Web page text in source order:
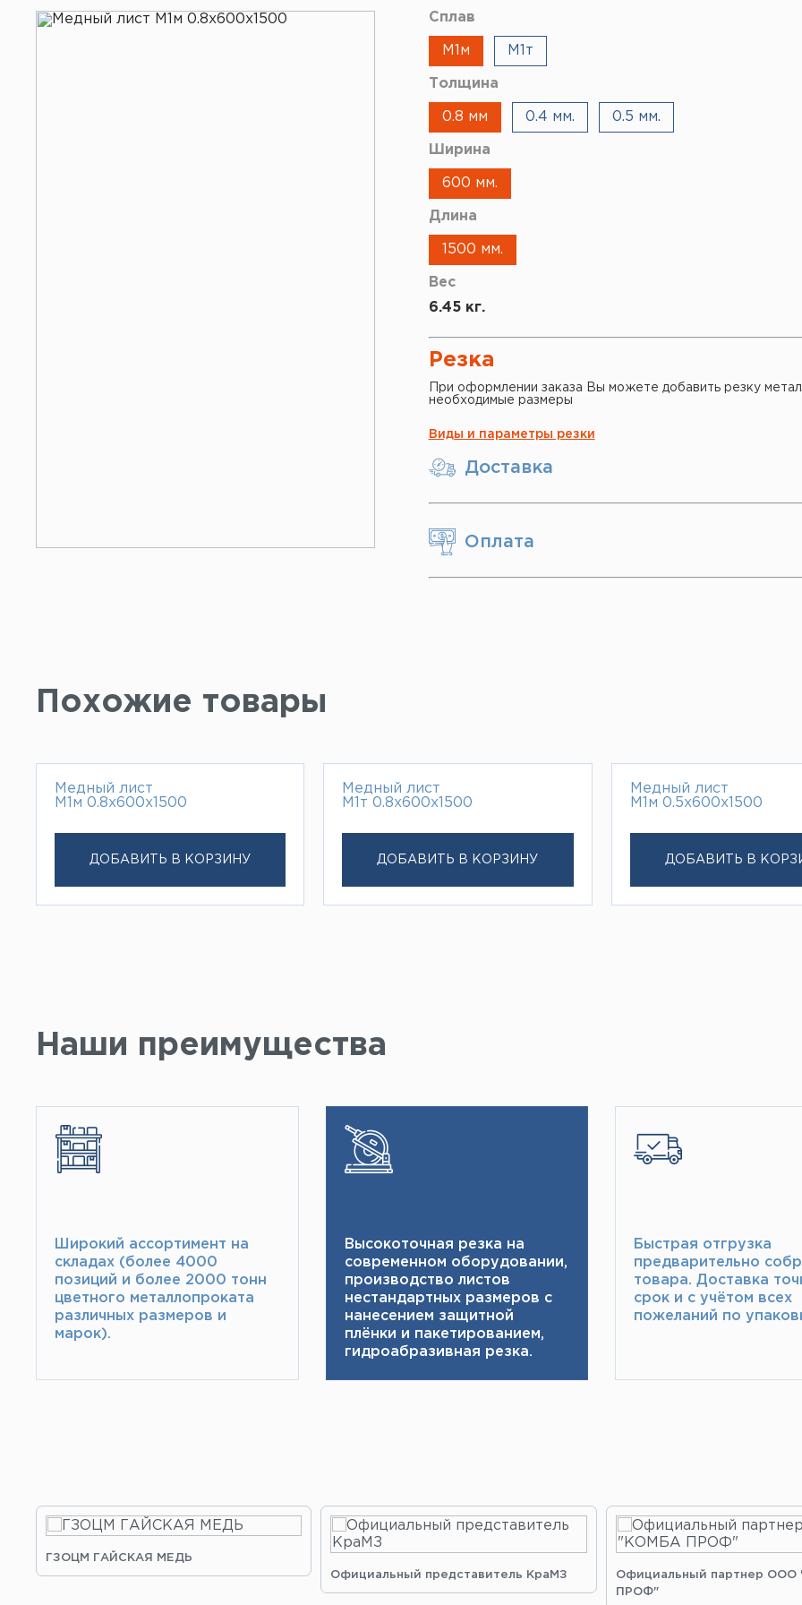
Все услуги Сплав
М1м М1т
Толщина
0.8 мм 0.4 мм. 0.5 мм.
Ширина
600 мм.
Длина
1500 мм.
Вес
6.45 кг.
Резка
При оформлении заказа Вы можете добавить резку
необходимые размеры
Виды и параметры резки
Доставка
Оплата
Похожие товары
Медный лист
М1м 0.8х600х1500
ДОБАВИТЬ В КОРЗИНУ
Медный лист
М1т 0.8х600х1500
ДОБАВИТЬ В КОРЗИНУ
Медный лист
М1м 0.5х600х1500
ДОБАВИТЬ В
Наши преимущества
Широкий ассортимент на
складах (более 4000
позиций и более 2000 тонн​
цветного металлопроката
различных размеров и
марок).
Высокоточная резка на
современном оборудовании,
производство листов
нестандартных размеров с
нанесением защитной
плёнки и пакетированием,
гидроабразивная резка.
Быстрая отгрузка
предварительно
товара.​ Доставка
срок и с учётом всех
пожеланий по
ГЗОЦМ ГАЙСКАЯ МЕДЬ
Официальный представитель КраМЗ
Официальный партнер ООО
ПРОФ"